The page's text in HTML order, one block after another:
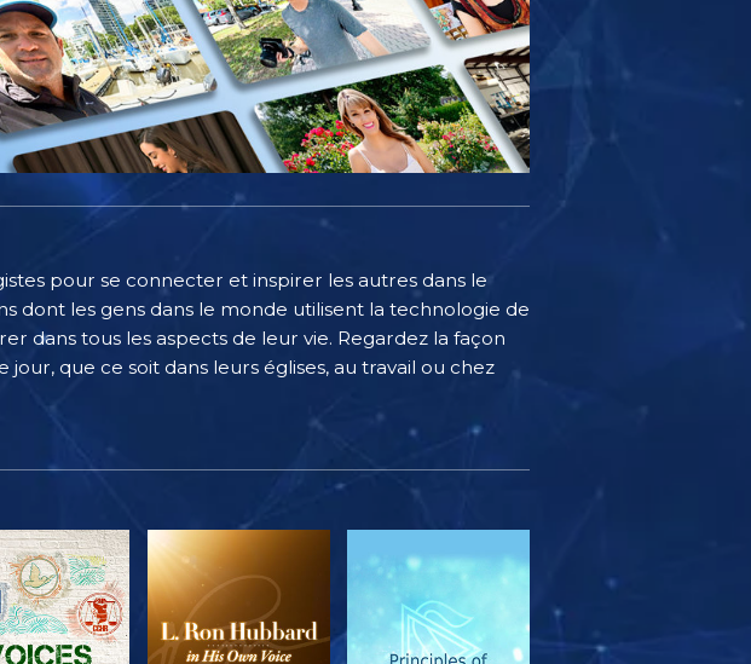
pour se connecter et inspirer les autres dans le
dont les gens dans le monde utilisent la technologie de
dans tous les aspects de leur vie. Regardez la façon
que ce soit dans leurs églises, au travail ou chez